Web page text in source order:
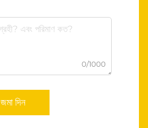
0/1000
জমা দিন